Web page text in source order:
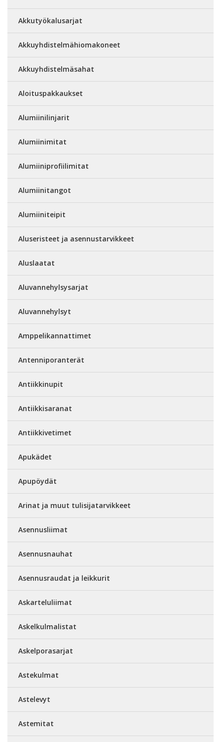
Akkutyökalusarjat
Akkuyhdistelmähiomakoneet
Akkuyhdistelmäsahat
Aloituspakkaukset
Alumiinilinjarit
Alumiinimitat
Alumiiniprofiilimitat
Alumiinitangot
Alumiiniteipit
Aluseristeet ja asennustarvikkeet
Aluslaatat
Aluvannehylsysarjat
Aluvannehylsyt
Amppelikannattimet
Antenniporanterät
Antiikkinupit
Antiikkisaranat
Antiikkivetimet
Apukädet
Apupöydät
Arinat ja muut tulisijatarvikkeet
Asennusliimat
Asennusnauhat
Asennusraudat ja leikkurit
Askarteluliimat
Askelkulmalistat
Askelporasarjat
Astekulmat
Astelevyt
Astemitat